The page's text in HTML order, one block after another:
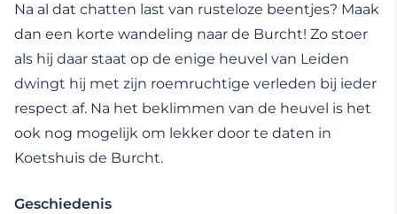
Na al dat chatten last van rusteloze beentjes? Maak
dan een korte wandeling naar de Burcht! Zo stoer
als hij daar staat op de enige heuvel van Leiden
dwingt hij met zijn roemruchtige verleden bij ieder
respect af. Na het beklimmen van de heuvel is het
ook nog mogelijk om lekker door te daten in
Koetshuis de Burcht.
Geschiedenis